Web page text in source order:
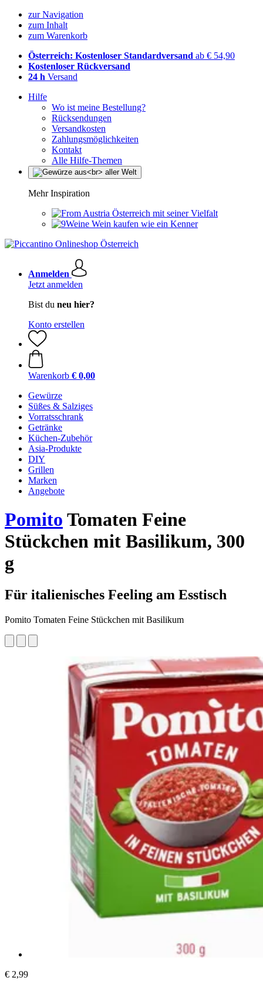
zur Navigation
zum Inhalt
zum Warenkorb
Österreich: Kostenloser Standardversand ab € 54,90
Kostenloser Rückversand
24 h Versand
Hilfe
Wo ist meine Bestellung?
Rücksendungen
Versandkosten
Zahlungsmöglichkeiten
Kontakt
Alle Hilfe-Themen
Mehr Inspiration
Österreich mit seiner Vielfalt
Wein kaufen wie ein Kenner
Anmelden
Jetzt anmelden
Bist du neu hier?
Konto erstellen
Warenkorb € 0,00
Gewürze
Süßes & Salziges
Vorratsschrank
Getränke
Küchen-Zubehör
Asia-Produkte
DIY
Grillen
Marken
Angebote
Pomito Tomaten Feine
Stückchen mit Basilikum, 300
g
Für italienisches Feeling am Esstisch
Pomito Tomaten Feine Stückchen mit Basilikum
€ 2,99